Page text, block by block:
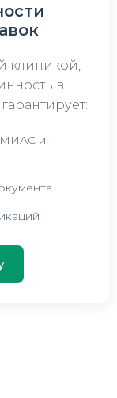
клиникой,
в
и